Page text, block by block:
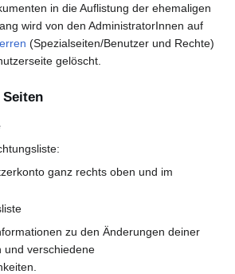
in die Auflistung der ehemaligen
wird von den AdministratorInnen auf
(Spezialseiten/Benutzer und Rechte)
gelöscht.
Seiten
ganz rechts oben und im
zu den Änderungen deiner
und verschiedene